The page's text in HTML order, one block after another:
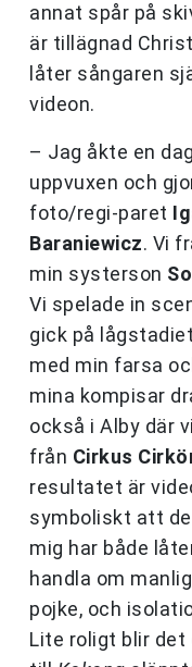
annat spår på
är tillägnad
låter sångaren
videon.
– Jag åkte en
uppvuxen och
foto/regi-paret
Baraniewicz. Vi
min systerson
Vi spelade in
gick på
med min farsa
mina kompisar
också i Alby där
från Cirkus
resultatet är
symboliskt att
mig har både
handla om
pojke, och
Lite roligt blir